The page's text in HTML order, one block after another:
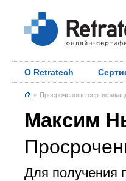
О Retratech
Просроченные
Максим
Для получения